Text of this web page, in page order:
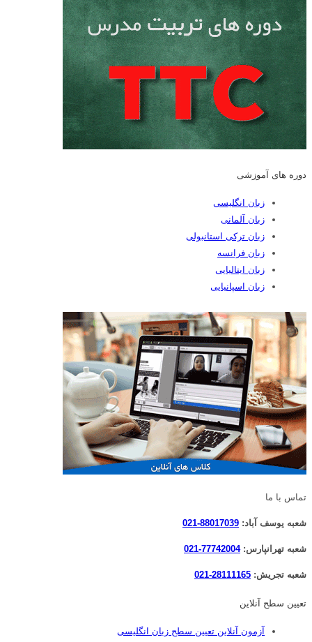
دوره های آموزشی
زبان انگلیسی
زبان آلمانی
زبان ترکی استانبولی
زبان فرانسه
زبان ایتالیایی
زبان اسپانیایی
تماس با ما
شعبه یوسف آباد: 88017039-021
شعبه تهرانپارس:77742004-021
شعبه تجریش: 28111165-021
تعیین سطح آنلاین
آزمون آنلاین تعیین سطح زبان انگلیسی